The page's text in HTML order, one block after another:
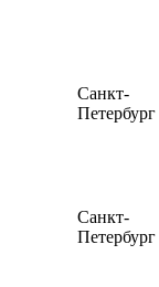
Санкт-
Петербург
Санкт-
Петербург